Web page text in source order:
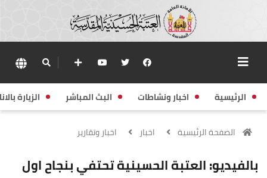
الرئيسية اخبار ونشاطات البث المباشر الزيارة
الصفحة الرئيسية اخبار اخبار وتقارير
بالفيديو: العتبة الحسينية تحتفي بنجاح اول